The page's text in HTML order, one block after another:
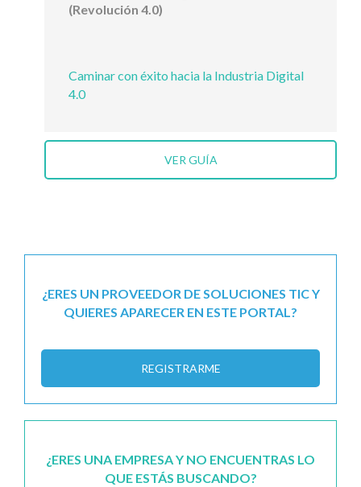
(Revolución 4.0)
Caminar con éxito hacia la Industria Digital
4.0
VER GUÍA
¿ERES UN PROVEEDOR DE SOLUCIONES TIC Y
QUIERES APARECER EN ESTE PORTAL?
REGISTRARME
¿ERES UNA EMPRESA Y NO ENCUENTRAS LO
QUE ESTÁS BUSCANDO?